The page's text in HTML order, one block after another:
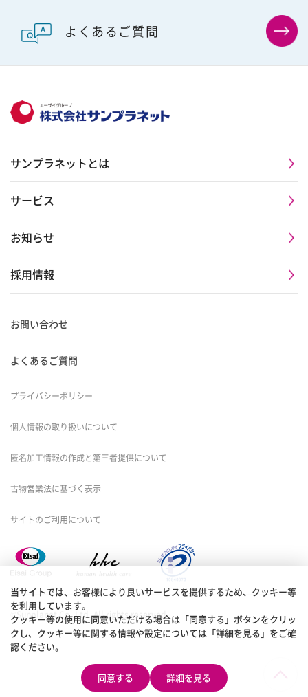
よくあるご質問
サンプラネットとは
サービス
お知らせ
採用情報
お問い合わせ
よくあるご質問
プライバシーポリシー
個人情報の取り扱いについて
匿名加工情報の作成と第三者提供について
古物営業法に基づく表示
サイトのご利用について
©Sunplanet Co.,Ltd. All rights reserved.
当サイトでは、お客様により良いサービスを提供するため、クッキー等
を利用しています。
クッキー等の使用に同意いただける場合は「同意する」ボタンをクリッ
クし、クッキー等に関する情報や設定については「詳細を見る」をご確
認ください。
同意する 詳細を見る